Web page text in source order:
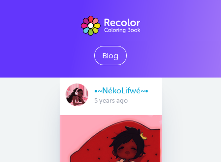
Blog
•~NékoLifwé~•
5 years ago